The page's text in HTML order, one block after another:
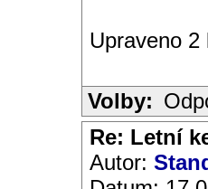
Upraveno 2
Volby:
Re: Letní
Autor: